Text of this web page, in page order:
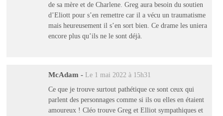
de sa mère et de Charlene. Greg aura besoin du soutien
d’Eliott pour s’en remettre car il a vécu un traumatisme
mais heureusement il s’en sort bien. Ce drame les uniera
encore plus qu’ils ne le sont déjà.
McAdam - Le 1 mai 2022 à 15h31
Ce que je trouve surtout pathétique ce sont ceux qui
parlent des personnages comme si ils ou elles en étaient
amoureux ! Cléo trouve Greg et Elliot sympathiques et